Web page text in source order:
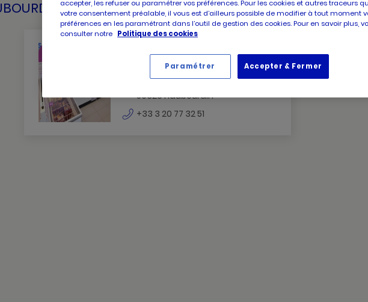
HAUBOURDIN
Picard Loos
Ouvert jusqu'à 19:30
59320 Haubourdin
+33 3 20 77 32 51
accepter, les refuser ou paramétrer vos préférences. Pour les cookies et autres traceurs
votre consentement préalable, il vous est d’ailleurs possible de modifier à tout moment
préférences en les paramétrant dans l’outil de gestion des cookies. Pour en savoir plus,
consulter notre Politique des cookies
Accepter & Fermer
Paramétrer